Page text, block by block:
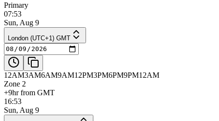
Primary
07:53
Sun, Aug 9
London (UTC+1) GMT
12AM3AM6AM9AM12PM3PM6PM9PM12AM
Zone 2
+9hr from GMT
16:53
Sun, Aug 9